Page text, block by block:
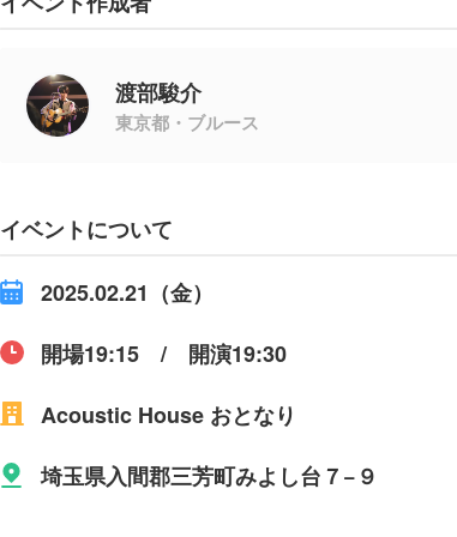
渡部駿介
東京都・ブルース
イベントについて
2025.02.21（金）
開場19:15 / 開演19:30
Acoustic House おとなり
埼玉県入間郡三芳町みよし台７−９